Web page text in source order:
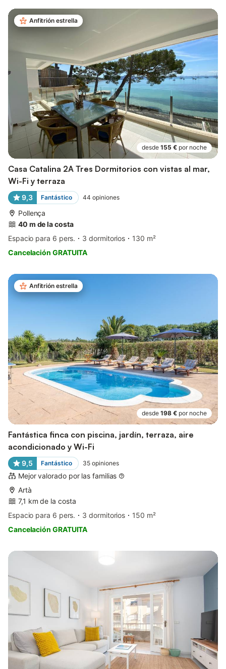
Anfitrión estrella
desde 155 € por noche
Casa Catalina 2A Tres Dormitorios con vistas al mar,
Wi-Fi y terraza
9,3 Fantástico 44 opiniones
Pollença
40 m de la costa
Espacio para 6 pers.
3 dormitorios
130 m²
Cancelación GRATUITA
Anfitrión estrella
desde 198 € por noche
Fantástica finca con piscina, jardín, terraza, aire
acondicionado y Wi-Fi
9,5 Fantástico 35 opiniones
Mejor valorado por las familias
Artà
7,1 km de la costa
Espacio para 6 pers.
3 dormitorios
150 m²
Cancelación GRATUITA